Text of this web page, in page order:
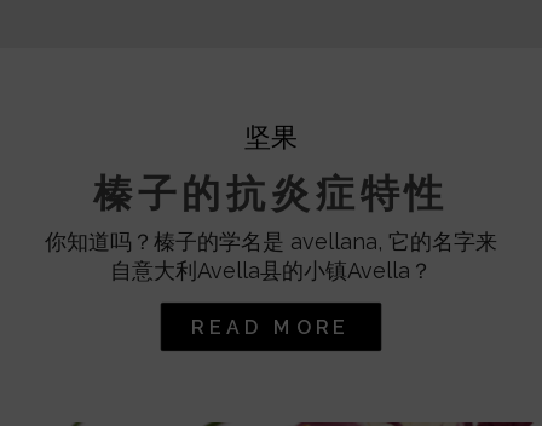
坚果
榛子的抗炎症特性
你知道吗？榛子的学名是 avellana, 它的名字来
自意大利Avella县的小镇Avella？
READ MORE